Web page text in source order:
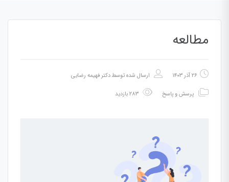
مطالعه
۲۶ آذر ۱۴۰۳ ارسال شده توسطدکتر فهیمه رضایی
پرسش و پاسخ ۲۸۳ بازدید